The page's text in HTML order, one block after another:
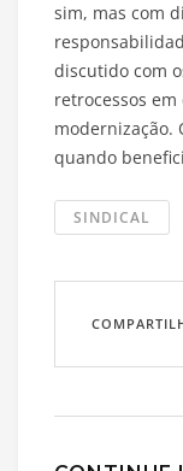
sim, mas com
discutido com
retrocessos
modernização.
quando
SINDICAL